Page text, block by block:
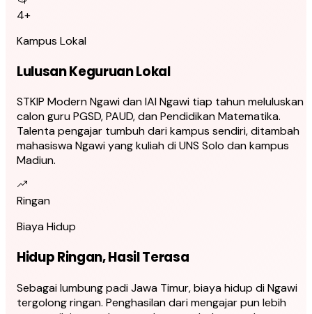
4+
Kampus Lokal
Lulusan Keguruan Lokal
STKIP Modern Ngawi dan IAI Ngawi tiap tahun meluluskan
calon guru PGSD, PAUD, dan Pendidikan Matematika.
Talenta pengajar tumbuh dari kampus sendiri, ditambah
mahasiswa Ngawi yang kuliah di UNS Solo dan kampus
Madiun.
Ringan
Biaya Hidup
Hidup Ringan, Hasil Terasa
Sebagai lumbung padi Jawa Timur, biaya hidup di Ngawi
tergolong ringan. Penghasilan dari mengajar pun lebih